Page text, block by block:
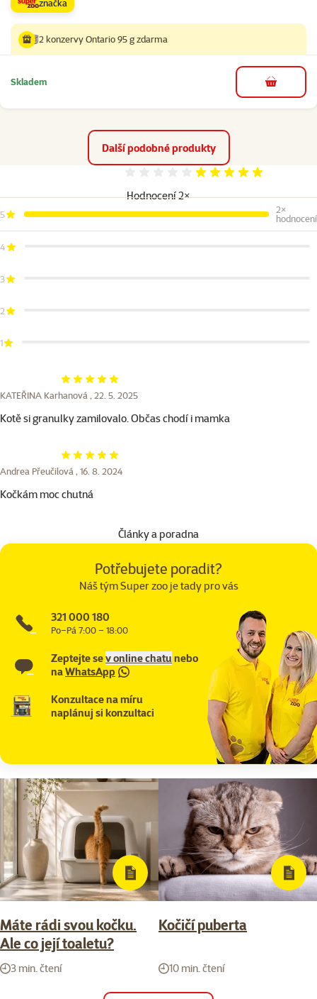
značka
2 konzervy Ontario 95 g zdarma
Skladem do košíku
Další podobné produkty
Hodnocení 2×
Hodnocení 100%
5
2×
hodnocení
4
3
2
1
Hodnocení 100%
KATEŘINA Karhanová , 22. 5. 2025
Kotě si granulky zamilovalo. Občas chodí i mamka
Hodnocení 100%
Andrea Přeučilová , 16. 8. 2024
Kočkám moc chutná
Články a poradna
Potřebujete poradit?
Náš tým Super zoo je tady pro vás
321 000 180
Po–Pá 7:00 – 18:00
Zeptejte sev online chatunebo
naWhatsApp
Konzultace na míru
naplánuj si konzultaci
Máte rádi svou kočku.
Ale co její toaletu?
3 min. čtení
Kočičí puberta
10 min. čtení